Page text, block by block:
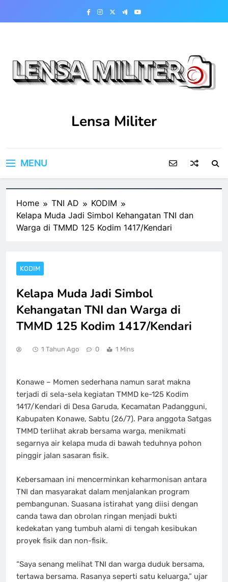
Lensa Militer
MENU
Home TNI AD
KODIM
Kelapa Muda Jadi Simbol Kehangatan TNI dan
Warga di TMMD 125 Kodim 1417/Kendari
KODIM
Kelapa Muda Jadi Simbol
Kehangatan TNI dan Warga di
TMMD 125 Kodim 1417/Kendari
1 Tahun Ago 0 1 Mins
Konawe – Momen sederhana namun sarat makna
terjadi di sela-sela kegiatan TMMD ke-125 Kodim
1417/Kendari di Desa Garuda, Kecamatan Padangguni,
Kabupaten Konawe, Sabtu (26/7). Para anggota Satgas
TMMD terlihat akrab bersama warga, menikmati
segarnya air kelapa muda di bawah teduhnya pohon
pinggir jalan sasaran fisik.
Kebersamaan ini mencerminkan keharmonisan antara
TNI dan masyarakat dalam menjalankan program
pembangunan. Suasana istirahat yang diisi dengan
canda tawa dan obrolan ringan menjadi bukti
kedekatan yang tumbuh alami di tengah kesibukan
proyek fisik dan non-fisik.
“Saya senang melihat TNI dan warga duduk bersama,
tertawa bersama. Rasanya seperti satu keluarga,” ujar